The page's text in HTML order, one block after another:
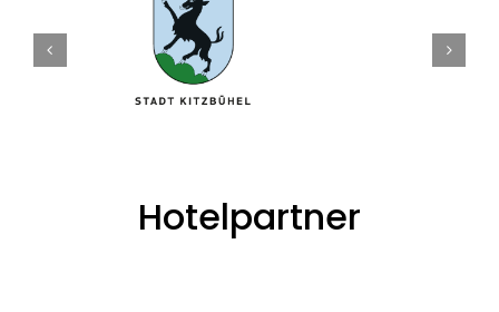
Hotelpartner